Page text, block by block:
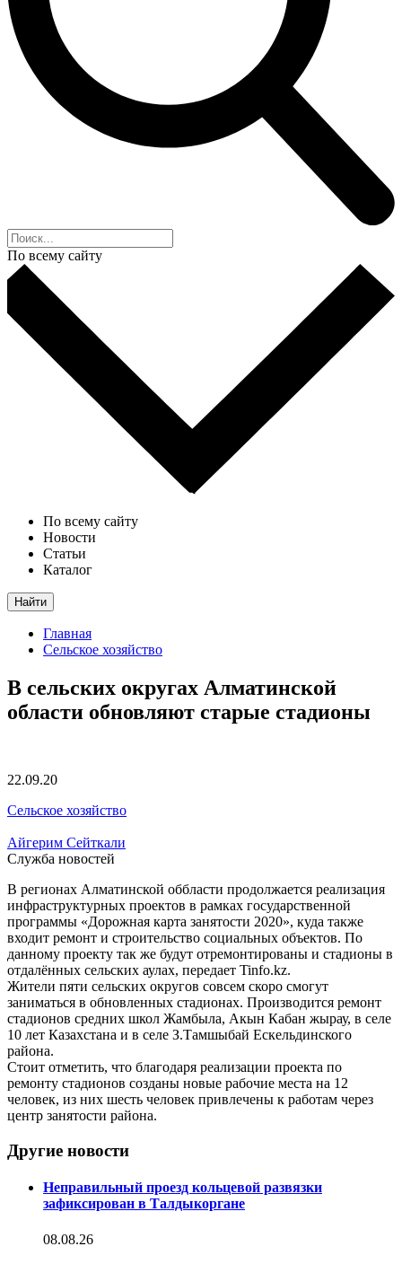
По всему сайту
По всему сайту
Новости
Статьи
Каталог
Найти
Главная
Сельское хозяйство
В сельских округах Алматинской
области обновляют старые стадионы
22.09.20
Сельское хозяйство
Айгерим Сейткали
Служба новостей
В регионах Алматинской оббласти продолжается реализация
инфраструктурных проектов в рамках государственной
программы «Дорожная карта занятости 2020», куда также
входит ремонт и строительство социальных объектов. По
данному проекту так же будут отремонтированы и стадионы в
отдалённых сельских аулах, передает Tinfo.kz.
Жители пяти сельских округов совсем скоро смогут
заниматься в обновленных стадионах. Производится ремонт
стадионов средних школ Жамбыла, Акын Кабан жырау, в селе
10 лет Казахстана и в селе З.Тамшыбай Ескельдинского
района.
Стоит отметить, что благодаря реализации проекта по
ремонту стадионов созданы новые рабочие места на 12
человек, из них шесть человек привлечены к работам через
центр занятости района.
Другие новости
Неправильный проезд кольцевой развязки
зафиксирован в Талдыкоргане
08.08.26